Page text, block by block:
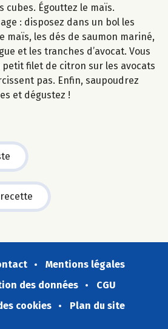
cubes. Égouttez le maïs.
: disposez dans un bol les
maïs, les dés de saumon mariné,
et les tranches d’avocat. Vous
petit filet de citron sur les avocats
pas. Enfin, saupoudrez
et dégustez !
Mentions légales
des données
CGU
cookies
Plan du site